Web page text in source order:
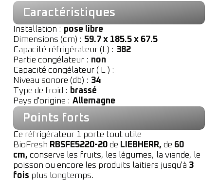
Caractéristiques
Installation : pose libre
Dimensions (cm) : 59.7 x 185.5 x 67.5
Capacité réfrigérateur (L) : 382
Partie congélateur : non
Capacité congélateur ( L ) :
Niveau sonore (db) : 34
Type de froid : brassé
Pays d'origine : Allemagne
Points forts
Ce réfrigérateur 1 porte tout utile
BioFresh RBSFE5220-20de LIEBHERR, de 60
cm, conserve les fruits, les légumes, la viande, le
poisson ou encore les produits laitiers jusqu'à 3
fois plus longtemps.